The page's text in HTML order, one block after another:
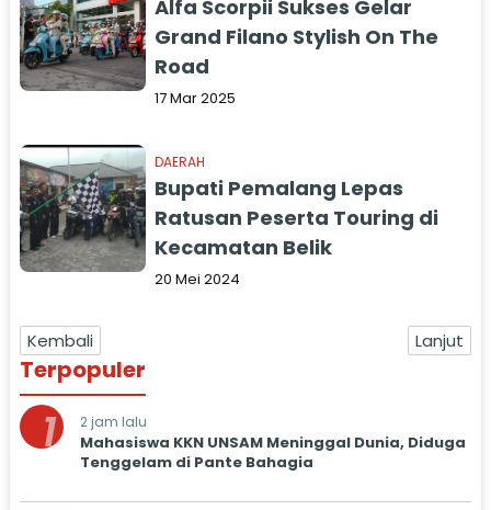
Alfa Scorpii Sukses Gelar
Grand Filano Stylish On The
Road
17 Mar 2025
DAERAH
Bupati Pemalang Lepas
Ratusan Peserta Touring di
Kecamatan Belik
20 Mei 2024
Kembali Lanjut
Terpopuler
1 2 jam lalu
Mahasiswa KKN UNSAM Meninggal Dunia, Diduga
Tenggelam di Pante Bahagia